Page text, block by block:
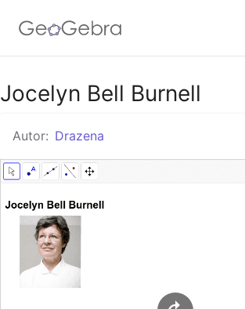
Google Classroom
GeoGebra Razred
Jocelyn Bell Burnell
Autor: Drazena